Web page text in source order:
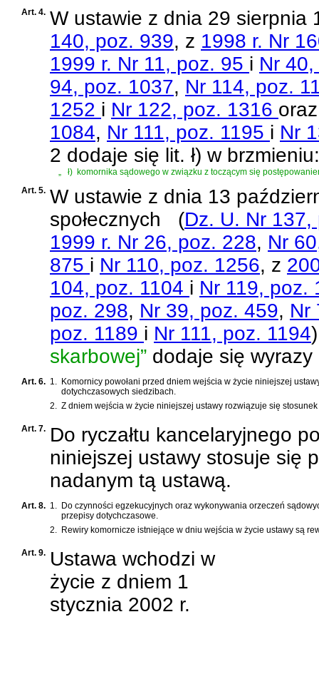
Art. 4. W ustawie z dnia 29 sierpnia
140, poz. 939, z 1998 r. Nr
1999 r. Nr 11, poz. 95 i Nr
94, poz. 1037, Nr 114, poz.
1252 i Nr 122, poz. 1316
1084, Nr 111, poz. 1195 i Nr
2 dodaje się lit. ł) w brzmieniu:
„ ł) komornika sądowego w związku z toczącym się
Art. 5. W ustawie z dnia 13
społecznych
(Dz. U. Nr
1999 r. Nr 26, poz. 228, Nr
875 i Nr 110, poz. 1256, z
104, poz. 1104 i Nr 119, poz.
poz. 298, Nr 39, poz. 459, Nr
poz. 1189 i Nr 111, poz. 1194)
skarbowej” dodaje się wyrazy
Art. 6. 1. Komornicy powołani przed dniem wejścia w życie niniejszej
dotychczasowych siedzibach.
2. Z dniem wejścia w życie niniejszej ustawy rozwiązuje się
Art. 7. Do ryczałtu kancelaryjnego
niniejszej ustawy stosuje się
nadanym tą ustawą.
Art. 8. 1. Do czynności egzekucyjnych oraz wykonywania orzeczeń
przepisy dotychczasowe.
2. Rewiry komornicze istniejące w dniu wejścia w życie ustawy są
Art. 9. Ustawa wchodzi w
życie z dniem 1
stycznia 2002 r.